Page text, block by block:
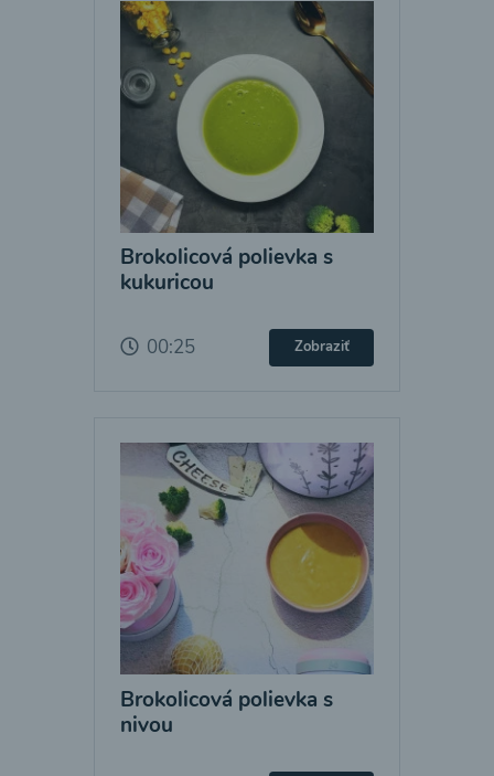
Brokolicová polievka s
kukuricou
00:25 Zobraziť
Brokolicová polievka s
nivou